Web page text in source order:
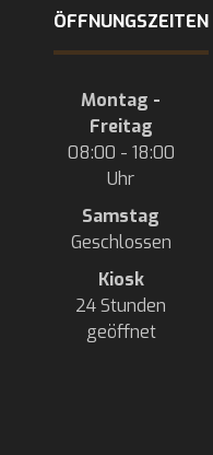
ÖFFNUNGSZEITEN
Montag -
Freitag
08:00 - 18:00
Uhr
Samstag
Geschlossen
Kiosk
24 Stunden
geöffnet